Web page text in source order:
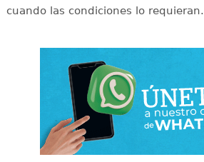
cuando las condiciones lo requieran.